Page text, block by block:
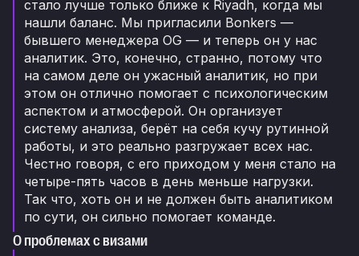
стало лучше только ближе к Riyadh, когда мы
нашли баланс. Мы пригласили Bonkers —
бывшего менеджера OG — и теперь он у нас
аналитик. Это, конечно, странно, потому что
на самом деле он ужасный аналитик, но при
этом он отлично помогает с психологическим
аспектом и атмосферой. Он организует
систему анализа, берёт на себя кучу рутинной
работы, и это реально разгружает всех нас.
Честно говоря, с его приходом у меня стало на
четыре-пять часов в день меньше нагрузки.
Так что, хоть он и не должен быть аналитиком
по сути, он сильно помогает команде.
О проблемах с визами